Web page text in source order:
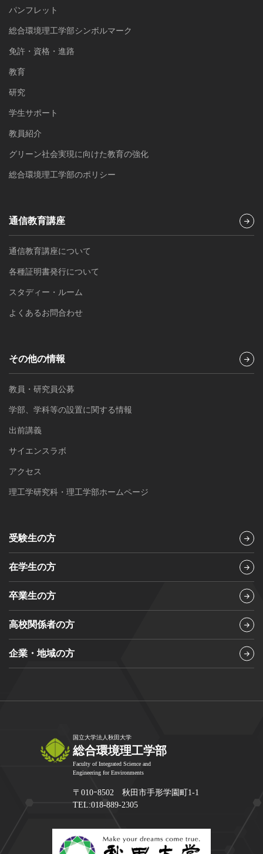
パンフレット
総合環境理工学部シンボルマーク
免許・資格・進路
教育
研究
学生サポート
教員紹介
グリーン社会実現に向けた教育の強化
総合環境理工学部のポリシー
通信教育講座
通信教育講座について
各種証明書発行について
スタディー・ルーム
よくあるお問合わせ
その他の情報
教員・研究員公募
学部、学科等の設置に関する情報
出前講義
サイエンスラボ
アクセス
理工学研究科・理工学部ホームページ
受験生の方
在学生の方
卒業生の方
高校関係者の方
企業・地域の方
国立大学法人秋田大学
総合環境理工学部
Faculty of Integrated Science and
Engineering for Environments
〒010ｰ8502 秋田市手形学園町1-1
TEL:018-889-2305